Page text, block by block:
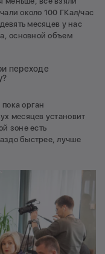
около 100 ГКал/час
месяцев у нас
основной объем
переходе
орган
месяцев установит
зоне есть
быстрее, лучше